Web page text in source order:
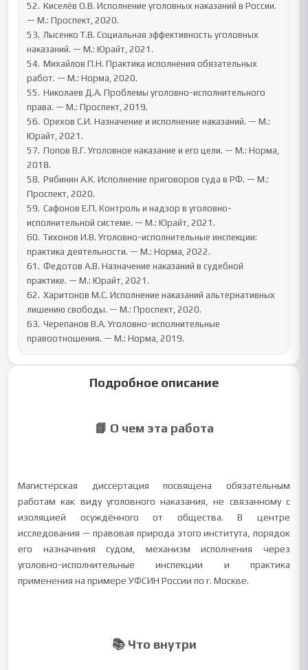
52.	Киселёв О.В. Исполнение уголовных наказаний в России.
— М.: Проспект, 2020.
53.	Лысенко Т.В. Социальная эффективность уголовных
наказаний. — М.: Юрайт, 2021.
54.	Михайлов П.Н. Практика исполнения обязательных
работ. — М.: Норма, 2020.
55.	Николаев Д.А. Проблемы уголовно-исполнительного
права. — М.: Проспект, 2019.
56.	Орехов С.И. Назначение и исполнение наказаний. — М.:
Юрайт, 2021.
57.	Попов В.Г. Уголовное наказание и его цели. — М.: Норма,
2018.
58.	Рябинин А.К. Исполнение приговоров суда в РФ. — М.:
Проспект, 2020.
59.	Сафонов Е.П. Контроль и надзор в уголовно-
исполнительной системе. — М.: Юрайт, 2021.
60.	Тихонов И.В. Уголовно-исполнительные инспекции:
практика деятельности. — М.: Норма, 2022.
61.	Федотов А.В. Назначение наказаний в судебной
практике. — М.: Юрайт, 2021.
62.	Харитонов М.С. Исполнение наказаний альтернативных
лишению свободы. — М.: Проспект, 2020.
63.	Черепанов В.А. Уголовно-исполнительные
правоотношения. — М.: Норма, 2019.
Подробное описание
📘 О чем эта работа
Магистерская диссертация посвящена обязательным
работам как виду уголовного наказания, не связанному с
изоляцией осуждённого от общества. В центре
исследования — правовая природа этого института, порядок
его назначения судом, механизм исполнения через
уголовно-исполнительные инспекции и практика
применения на примере УФСИН России по г. Москве.
📚 Что внутри